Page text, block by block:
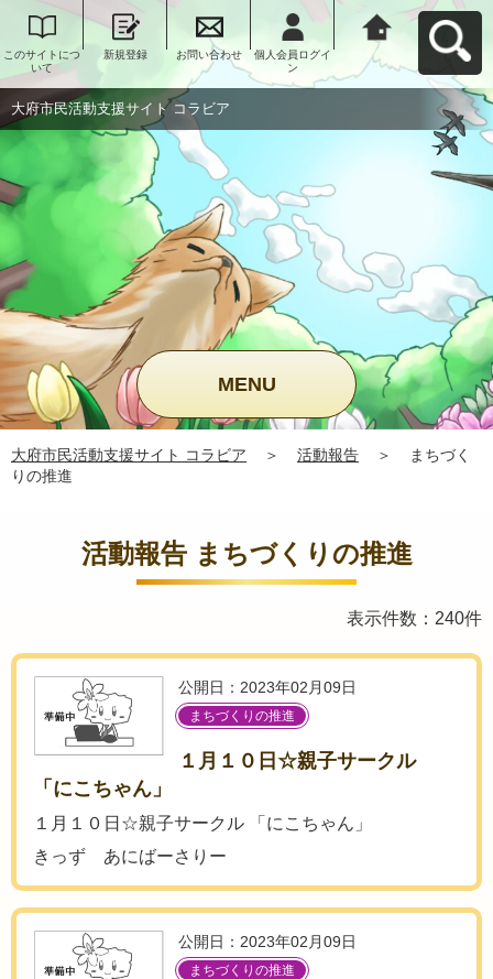
このサイトにつ
いて
新規登録 お問い合わせ
個人会員ログイ
ン
大府市民活動支
援サイト コラビ
アへ戻る
大府市民活動支援サイト コラビア
MENU
大府市民活動支援サイト コラビア ＞ 活動報告 ＞
まちづく
りの推進
活動報告 まちづくりの推進
表示件数：240件
公開日：2023年02月09日
まちづくりの推進
１月１０日☆親子サークル
「にこちゃん」
１月１０日☆親子サークル 「にこちゃん」
きっず あにばーさりー
公開日：2023年02月09日
まちづくりの推進